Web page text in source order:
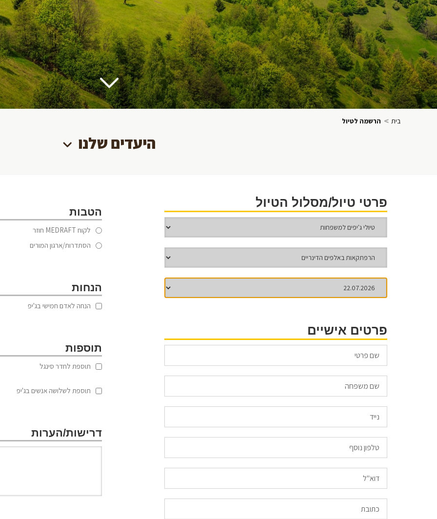
בית > הרשמה לטיול
היעדים שלנו
פרטי טיול/מסלול הטיול
פרטים אישיים
Email
הטבות
לקוח MEDRAFT חוזר
הסתדרות/ארגון המורים
הנחות
הנחה לאדם חמישי בג'יפ
תוספות
תוספת לחדר סינגל
תוספת לשלושה אנשים בג'יפ
דרישות/הערות